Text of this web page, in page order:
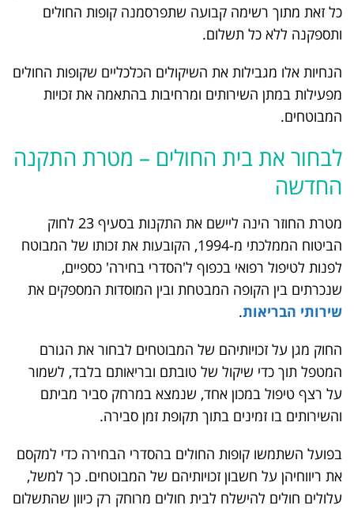
כל זאת מתוך רשימה קבועה שתפרסמנה קופות החולים
ותספקנה ללא כל תשלום.
הנחיות אלו מגבילות את השיקולים הכלכליים שקופות החולים
מפעילות במתן השירותים ומרחיבות בהתאמה את זכויות
המבוטחים.
לבחור את בית החולים – מטרת התקנה
החדשה
מטרת החוזר הינה ליישם את התקנות בסעיף 23 לחוק
הביטוח הממלכתי מ-1994, הקובעות את זכותו של המבוטח
לפנות לטיפול רפואי בכפוף ל'הסדרי בחירה' כספיים,
שנכרתים בין הקופה המבטחת ובין המוסדות המספקים את
שירותי הבריאות.
החוק מגן על זכויותיהם של המבוטחים לבחור את הגורם
המטפל תוך כדי שיקול של טובתם ובריאותם בלבד, לשמור
על רצף טיפול במכון אחד, שנמצא במרחק סביר מביתם
והשירותים בו זמינים בתוך תקופת זמן סבירה.
בפועל השתמשו קופות החולים בהסדרי הבחירה כדי למקסם
את ריווחיהן על חשבון זכויותיהם של המבוטחים. כך למשל,
עלולים חולים להישלח לבית חולים מרוחק רק כיוון שהתשלום